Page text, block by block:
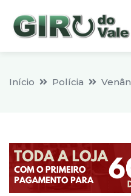
Início Polícia